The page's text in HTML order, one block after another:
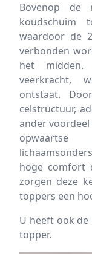
Bovenop
koudschuim
waardoor de
verbonden
het midden.
veerkracht,
ontstaat.
celstructuur,
ander
hoge comfort
zorgen deze
toppers een
U heeft ook
topper.